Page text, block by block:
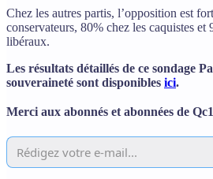
Chez les autres partis, l’opposition est
conservateurs, 80% chez les caquistes et
libéraux.
Les résultats détaillés de ce sondage
souveraineté sont disponibles ici.
Merci aux abonnés et abonnées de